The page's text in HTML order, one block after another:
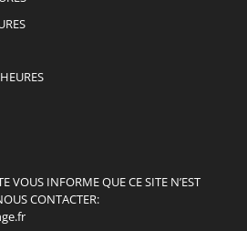
VOUS INFORME QUE CE SITE N’EST
CONTACTER: